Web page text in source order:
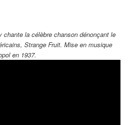
chante la célèbre chanson dénonçant le
Strange Fruit. Mise en musique
en 1937.